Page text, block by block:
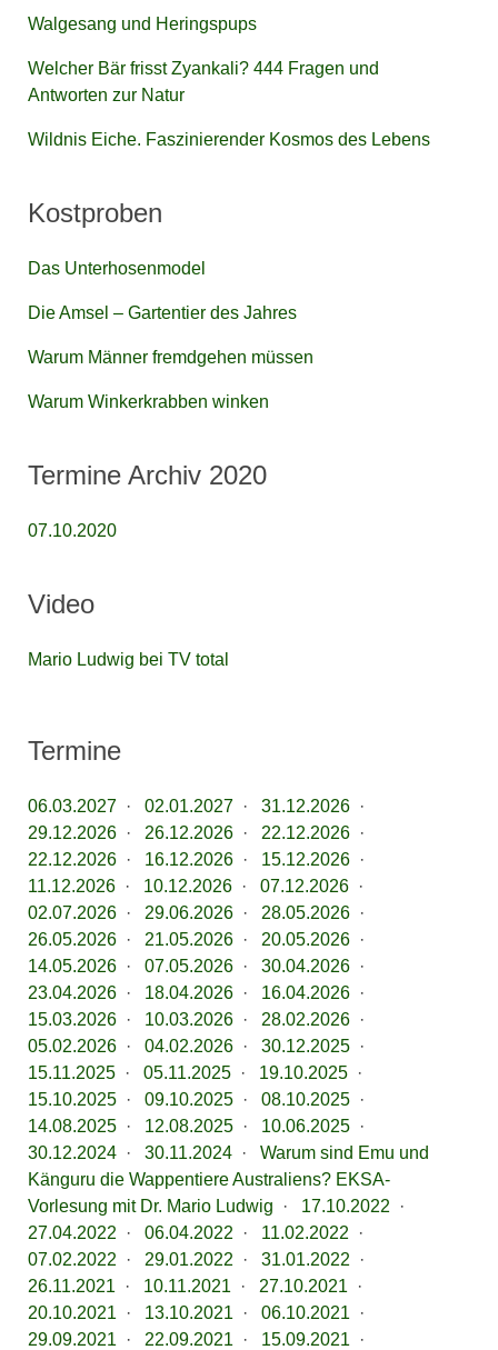
Walgesang und Heringspups
Welcher Bär frisst Zyankali? 444 Fragen und
Antworten zur Natur
Wildnis Eiche. Faszinierender Kosmos des Lebens
Kostproben
Das Unterhosenmodel
Die Amsel – Gartentier des Jahres
Warum Männer fremdgehen müssen
Warum Winkerkrabben winken
Termine Archiv 2020
07.10.2020
Video
Mario Ludwig bei TV total
Termine
06.03.2027· 02.01.2027· 31.12.2026·
29.12.2026· 26.12.2026· 22.12.2026·
22.12.2026· 16.12.2026· 15.12.2026·
11.12.2026· 10.12.2026· 07.12.2026·
02.07.2026· 29.06.2026· 28.05.2026·
26.05.2026· 21.05.2026· 20.05.2026·
14.05.2026· 07.05.2026· 30.04.2026·
23.04.2026· 18.04.2026· 16.04.2026·
15.03.2026· 10.03.2026· 28.02.2026·
05.02.2026· 04.02.2026· 30.12.2025·
15.11.2025· 05.11.2025· 19.10.2025·
15.10.2025· 09.10.2025· 08.10.2025·
14.08.2025· 12.08.2025· 10.06.2025·
30.12.2024· 30.11.2024·
Warum sind Emu und
Känguru die Wappentiere Australiens? EKSA-
Vorlesung mit Dr. Mario Ludwig · 17.10.2022 ·
27.04.2022 · 06.04.2022 · 11.02.2022 ·
07.02.2022 · 29.01.2022 · 31.01.2022 ·
26.11.2021 · 10.11.2021 · 27.10.2021 ·
20.10.2021 · 13.10.2021 · 06.10.2021 ·
29.09.2021 · 22.09.2021 · 15.09.2021 ·